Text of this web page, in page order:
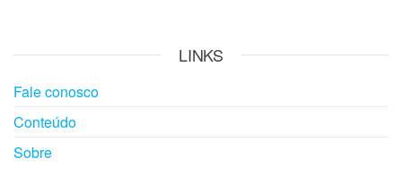
LINKS
Fale conosco
Conteúdo
Sobre